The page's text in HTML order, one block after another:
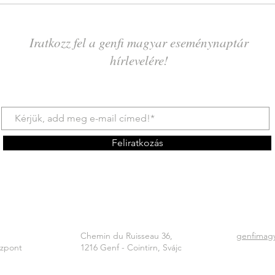
Iratkozz fel a genfi magyar eseménynaptár
hírlevelére!
Feliratkozás
Chemin du Ruisseau 36,
1216 Genf - Cointirn, Svájc